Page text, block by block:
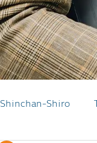
Shinchan-Shiro